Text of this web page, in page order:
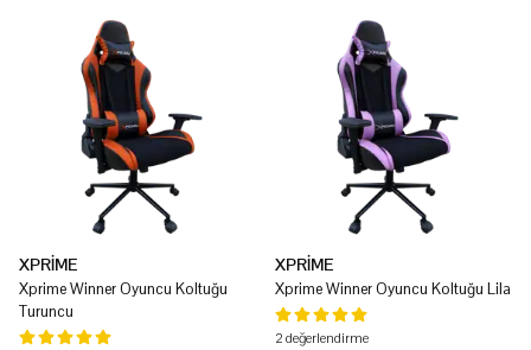
XPRİME
Xprime Winner Oyuncu Koltuğu
Turuncu
XPRİME
Xprime Winner Oyuncu Koltuğu Lila
2 değerlendirme